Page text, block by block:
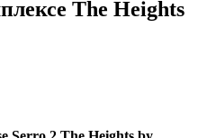
The Heights